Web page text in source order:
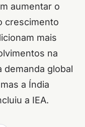
aumentar o
crescimento
mais
na
demanda global
a Índia
a IEA.